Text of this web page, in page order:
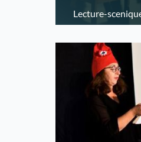
Lecture-